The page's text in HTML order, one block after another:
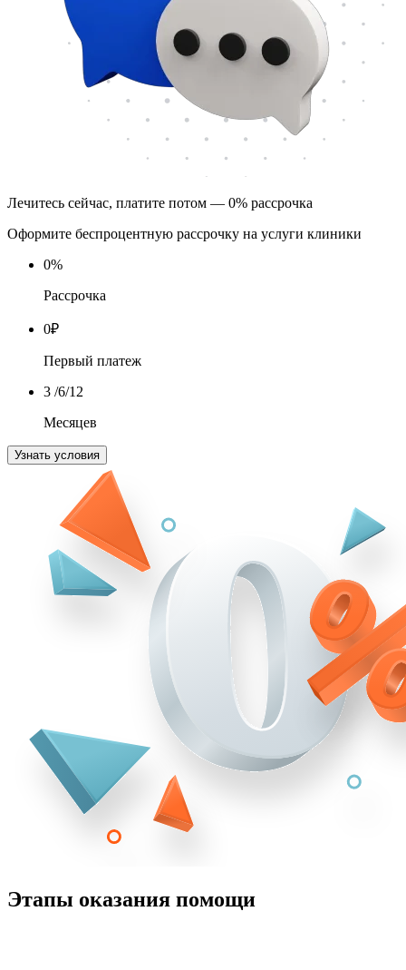
Лечитесь сейчас, платите потом — 0% рассрочка
Оформите беспроцентную рассрочку на услуги клиники
0%
Рассрочка
0₽
Первый платеж
3 /6/12
Месяцев
Узнать условия
Этапы оказания помощи